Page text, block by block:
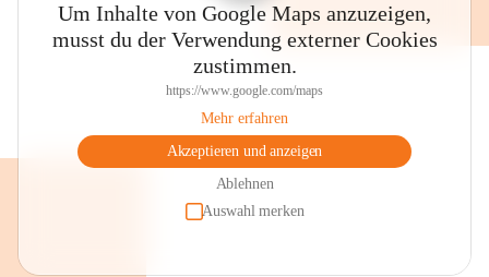
Um Inhalte von Google Maps anzuzeigen,
musst du der Verwendung externer Cookies
zustimmen.
https://www.google.com/maps
Mehr erfahren
Akzeptieren und anzeigen
Ablehnen
Auswahl merken